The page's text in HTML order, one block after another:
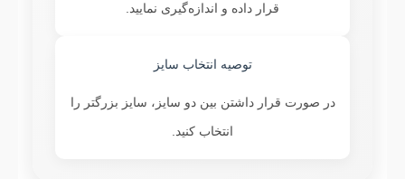
قرار داده و اندازه‌گیری نمایید.
توصیه انتخاب سایز
در صورت قرار داشتن بین دو سایز، سایز بزرگتر را
انتخاب کنید.